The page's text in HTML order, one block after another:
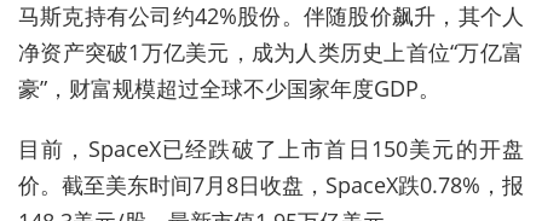
马斯克持有公司约42%股份。伴随股价飙升，其个人
净资产突破1万亿美元，成为人类历史上首位“万亿富
豪”，财富规模超过全球不少国家年度GDP。
目前， SpaceX已经跌破了上市首日150美元的开盘
价。截至美东时间7月8日收盘， SpaceX跌0.78%，报